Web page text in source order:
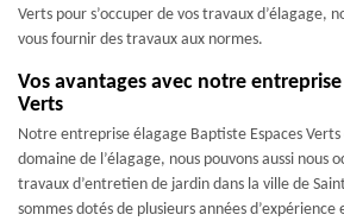
Verts pour s’occuper de vos travaux d’élagage,
vous fournir des travaux aux normes.
Vos avantages avec notre
Verts
Notre entreprise élagage Baptiste Espaces Verts
domaine de l’élagage, nous pouvons aussi nous
travaux d’entretien de jardin dans la ville de
sommes dotés de plusieurs années